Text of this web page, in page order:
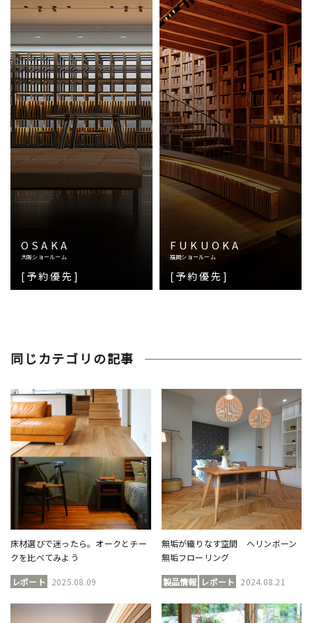
OSAKA
大阪ショールーム
[予約優先]
FUKUOKA
福岡ショールーム
[予約優先]
同じカテゴリの記事
床材選びで迷ったら。オークとチー
クを比べてみよう
レポート 2025.08.09
無垢が織りなす空間 ヘリンボーン
無垢フローリング
製品情報 レポート 2024.08.21